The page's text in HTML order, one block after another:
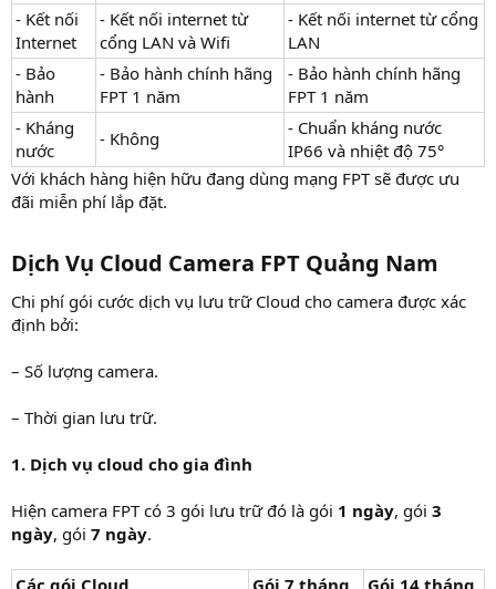
- Kết nối
Internet
- Kết nối internet từ
cổng LAN và Wifi
- Kết nối internet từ cổng
LAN
- Bảo
hành
- Bảo hành chính hãng
FPT 1 năm
- Bảo hành chính hãng
FPT 1 năm
- Kháng
nước
- Không
- Chuẩn kháng nước
IP66 và nhiệt độ 75°
Với khách hàng hiện hữu đang dùng mạng FPT sẽ được ưu
đãi miễn phí lắp đặt.
Dịch Vụ Cloud Camera FPT Quảng Nam
Chi phí gói cước dịch vụ lưu trữ Cloud cho camera được xác
định bởi:
– Số lượng camera.
– Thời gian lưu trữ.
1. Dịch vụ cloud cho gia đình
Hiện camera FPT có 3 gói lưu trữ đó là gói 1 ngày, gói 3
ngày, gói 7 ngày.
Các gói Cloud Gói 7 tháng
Gói 14 tháng